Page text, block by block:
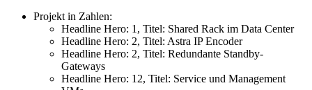
Projekt in Zahlen:
Headline Hero: 1 , Titel: Shared Rack im Data Center
Headline Hero: 2, Titel: Astra IP Encoder
Headline Hero: 2, Titel: Redundante Standby-
Gateways
Headline Hero: 12, Titel: Service und Management